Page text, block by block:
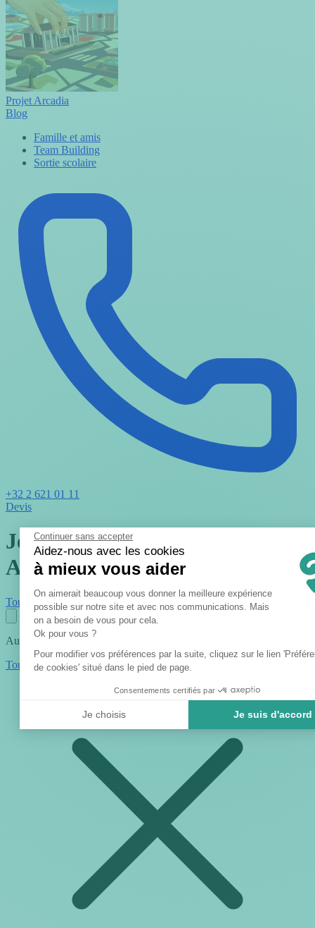
Continuer sans accepter
Aidez-nous avec les cookies
à mieux vous aider
Plateforme de Gestion du
On aimerait beaucoup vous donner la meilleure expérience
possible sur notre site et avec nos communications. Mais
on a besoin de vous pour cela.
Ok pour vous ?
Pour modifier vos préférences par la suite, cliquez sur le lien
de cookies' situé dans le pied de page.
Consentements certifiés par
Je choisis Je suis d'accord
Projet Arcadia
Blog
Famille et amis
Team Building
Sortie scolaire
+32 2 621 01 11
Devis
Jeux-coddy : Conseils &
Astuces
Tout Activités Blog
Aucun article ne correspond à votre recherche.
Tout